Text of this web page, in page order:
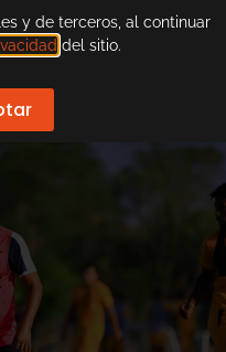
y de terceros, al continuar
del sitio.